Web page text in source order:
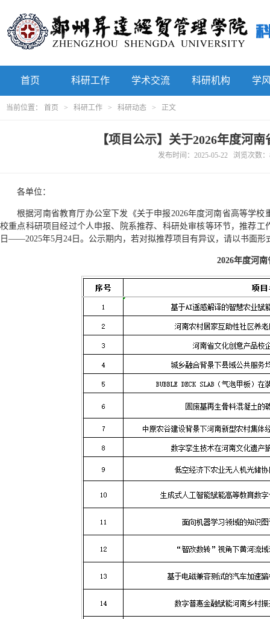
首页 科研工作 学术交流 科研机构 学
当前位置： 首页 > 科研工作 > 科研动态 > 正文
【项目公示】关于2026年度河
发布时间：2025-05-22 浏览次数：
各单位：
根据河南省教育厅办公室下发《关于申报2026年度河南省高等学
校重点科研项目经过个人申报、院系推荐、科研处审核等环节，推荐
日——2025年5月24日。公示期内，若对拟推荐项目有异议，请以书面形
2026年度河南